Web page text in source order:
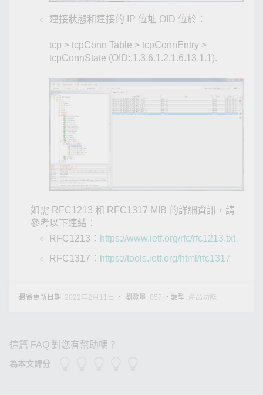
連接狀態和連接的 IP 位址 OID 位於：
tcp > tcpConn Table > tcpConnEntry >
tcpConnState (OID:.1.3.6.1.2.1.6.13.1.1).
如需 RFC1213 和 RFC1317 MIB 的詳細資訊，請
參考以下連結：
RFC1213： https://www.ietf.org/rfc/rfc1213.txt
RFC1317： https://tools.ietf.org/html/rfc1317
最後更新日期: 2022年2月11日 ・ 瀏覽量: 857 ・類型: 產品功能
這篇 FAQ 對您有幫助嗎？
為本文評分